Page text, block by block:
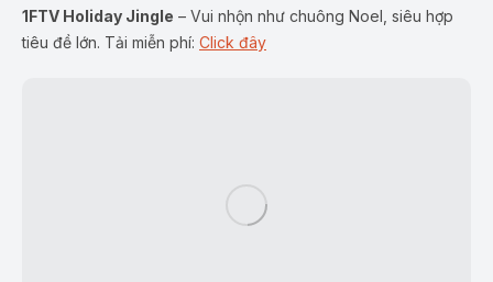
1FTV Holiday Jingle – Vui nhộn như chuông Noel, siêu hợp
tiêu đề lớn. Tải miễn phí: Click đây